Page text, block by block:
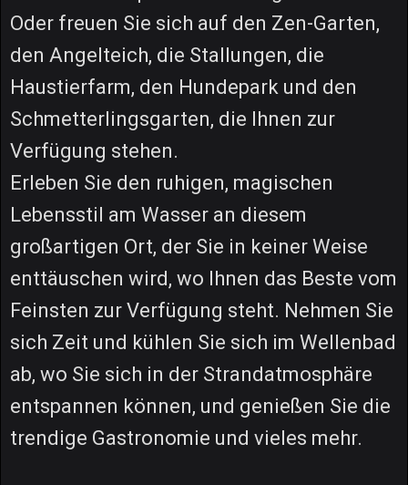
Oder freuen Sie sich auf den Zen-Garten,
den Angelteich, die Stallungen, die
Haustierfarm, den Hundepark und den
Schmetterlingsgarten, die Ihnen zur
Verfügung stehen.
Erleben Sie den ruhigen, magischen
Lebensstil am Wasser an diesem
großartigen Ort, der Sie in keiner Weise
enttäuschen wird, wo Ihnen das Beste vom
Feinsten zur Verfügung steht. Nehmen Sie
sich Zeit und kühlen Sie sich im Wellenbad
ab, wo Sie sich in der Strandatmosphäre
entspannen können, und genießen Sie die
trendige Gastronomie und vieles mehr.